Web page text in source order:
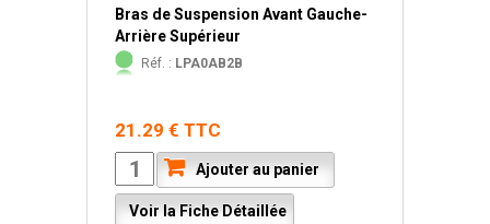
Bras de Suspension Avant Gauche-
Arrière Supérieur
Réf. : LPA0AB2B
21.29 € TTC
Ajouter au panier
Voir la Fiche Détaillée